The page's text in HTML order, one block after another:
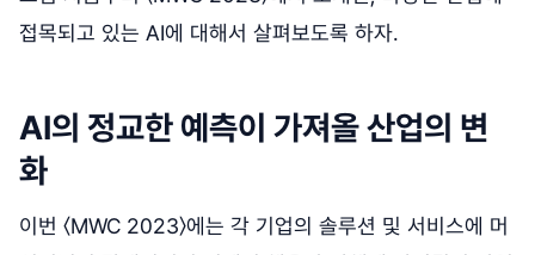
접목되고 있는 AI에 대해서 살펴보도록 하자.
AI의 정교한 예측이 가져올 산업의 변
화
이번 〈MWC 2023〉에는 각 기업의 솔루션 및 서비스에 머